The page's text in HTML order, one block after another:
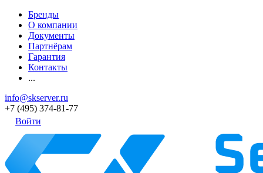
Бренды
О компании
Документы
Партнёрам
Гарантия
Контакты
...
info@skserver.ru
+7 (495) 374-81-77
Войти